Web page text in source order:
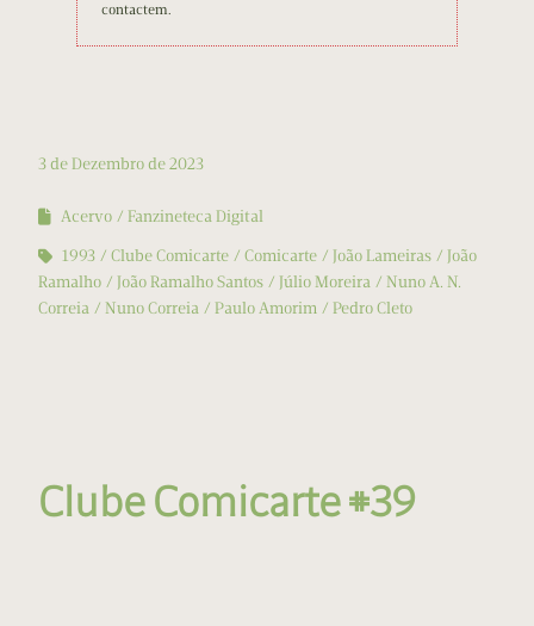
contactem.
3 de Dezembro de 2023
Acervo
Fanzineteca Digital
1993
Clube Comicarte Comicarte João Lameiras
João
Ramalho
João Ramalho Santos Júlio Moreira
Nuno A. N.
Correia
Nuno Correia Paulo Amorim Pedro Cleto
Clube Comicarte #39